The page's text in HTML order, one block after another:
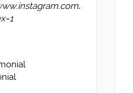
p/DYl4oUvkscP/?